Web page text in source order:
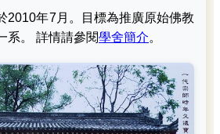
2010年7月。目標為推廣原始佛教
系。 詳情請參閱學舍簡介。